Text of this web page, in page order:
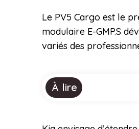
Le PV5 Cargo est le
modulaire E-GMP.S
variés des
À lire